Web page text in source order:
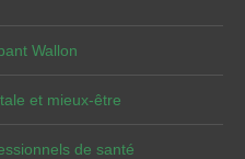
Wallon
et mieux-être
de santé